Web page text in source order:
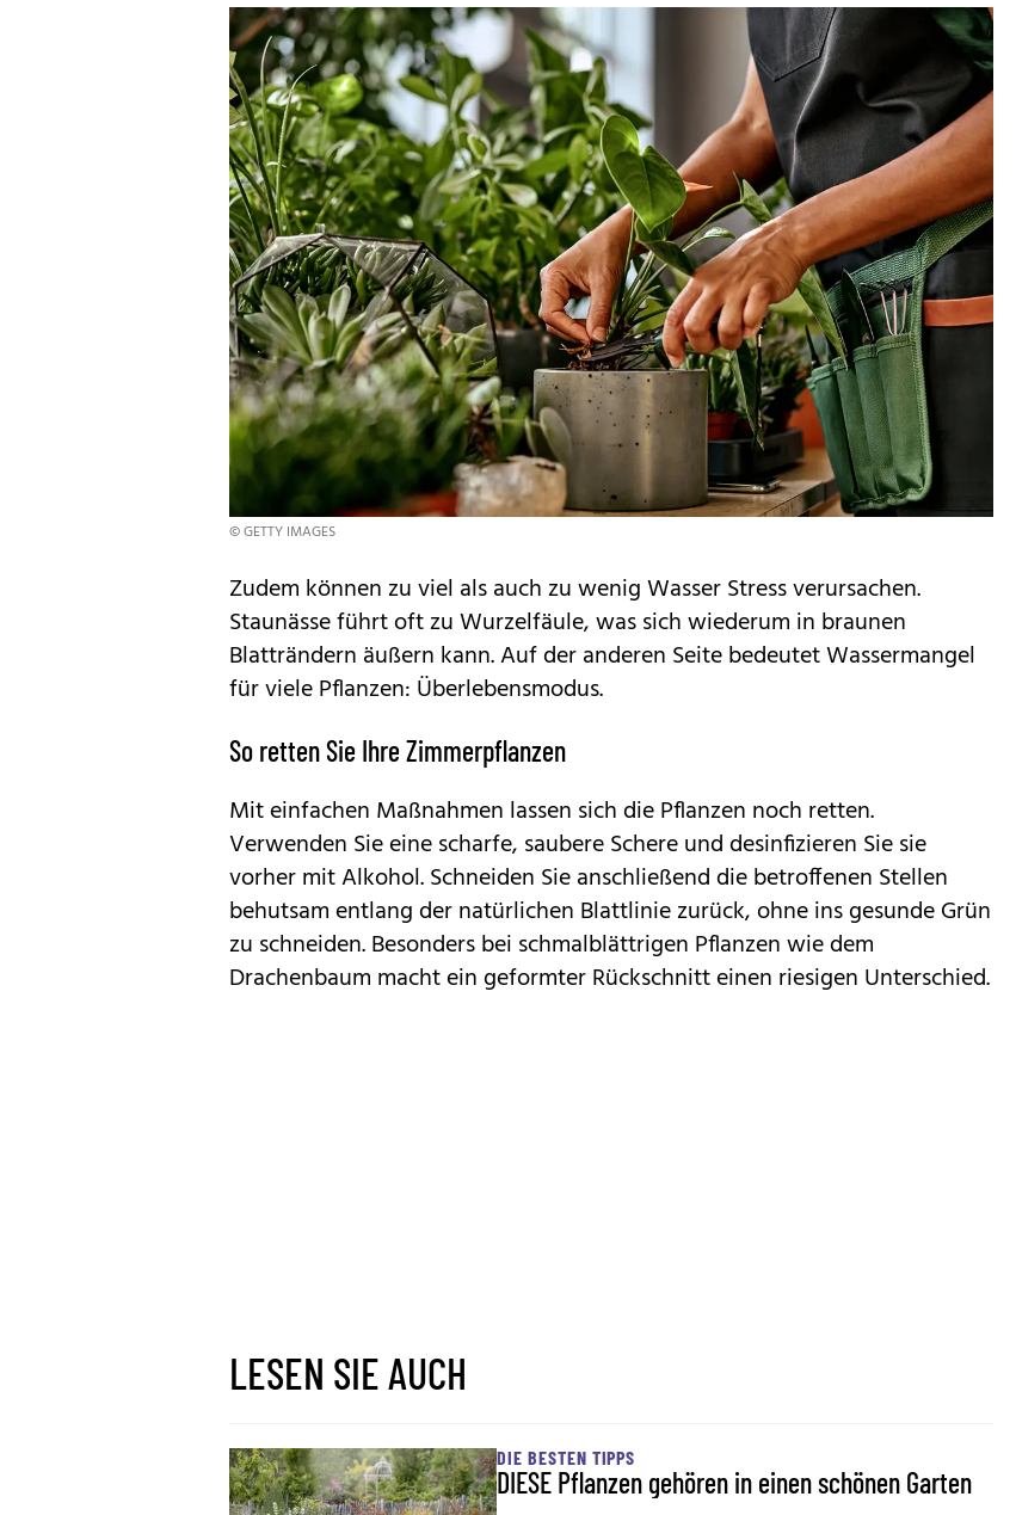
© GETTY IMAGES
Zudem können zu viel als auch zu wenig Wasser Stress verursachen.
Staunässe führt oft zu Wurzelfäule, was sich wiederum in braunen
Blatträndern äußern kann. Auf der anderen Seite bedeutet Wassermangel
für viele Pflanzen: Überlebensmodus.
So retten Sie Ihre Zimmerpflanzen
Mit einfachen Maßnahmen lassen sich die Pflanzen noch retten.
Verwenden Sie eine scharfe, saubere Schere und desinfizieren Sie sie
vorher mit Alkohol. Schneiden Sie anschließend die betroffenen Stellen
behutsam entlang der natürlichen Blattlinie zurück, ohne ins gesunde Grün
zu schneiden. Besonders bei schmalblättrigen Pflanzen wie dem
Drachenbaum macht ein geformter Rückschnitt einen riesigen Unterschied.
LESEN SIE AUCH
DIE BESTEN TIPPS
DIESE Pflanzen gehören in einen schönen Garten